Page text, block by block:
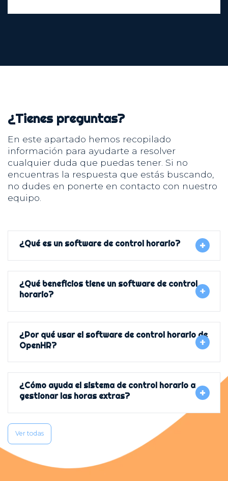
¿Tienes preguntas?
En este apartado hemos recopilado
información para ayudarte a resolver
cualquier duda que puedas tener. Si no
encuentras la respuesta que estás buscando,
no dudes en ponerte en contacto con nuestro
equipo.
¿Qué es un software de control horario?
¿Qué beneficios tiene un software de control
horario?
¿Por qué usar el software de control horario de
OpenHR?
¿Cómo ayuda el sistema de control horario a
gestionar las horas extras?
Ver todas